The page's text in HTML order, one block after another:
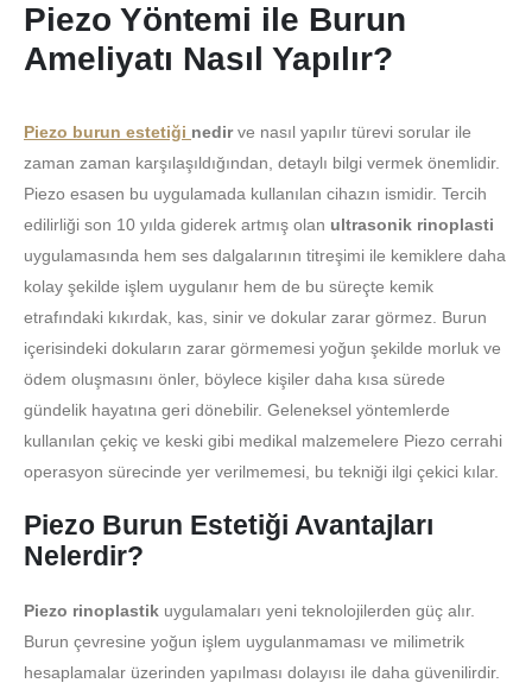
Piezo Yöntemi ile Burun
Ameliyatı Nasıl Yapılır?
Piezo burun estetiği nedirve nasıl yapılır türevi sorular ile
zaman zaman karşılaşıldığından, detaylı bilgi vermek önemlidir.
Piezo esasen bu uygulamada kullanılan cihazın ismidir. Tercih
edilirliği son 10 yılda giderek artmış olan ultrasonik rinoplasti
uygulamasında hem ses dalgalarının titreşimi ile kemiklere daha
kolay şekilde işlem uygulanır hem de bu süreçte kemik
etrafındaki kıkırdak, kas, sinir ve dokular zarar görmez. Burun
içerisindeki dokuların zarar görmemesi yoğun şekilde morluk ve
ödem oluşmasını önler, böylece kişiler daha kısa sürede
gündelik hayatına geri dönebilir. Geleneksel yöntemlerde
kullanılan çekiç ve keski gibi medikal malzemelere Piezo cerrahi
operasyon sürecinde yer verilmemesi, bu tekniği ilgi çekici kılar.
Piezo Burun Estetiği Avantajları
Nelerdir?
Piezo rinoplastik uygulamaları yeni teknolojilerden güç alır.
Burun çevresine yoğun işlem uygulanmaması ve milimetrik
hesaplamalar üzerinden yapılması dolayısı ile daha güvenilirdir.